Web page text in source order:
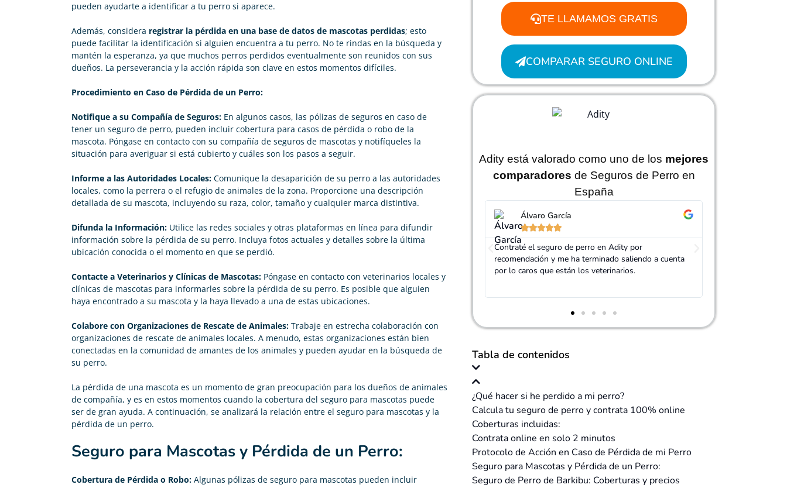
pueden ayudarte a identificar a tu perro si aparece.
Además, considera registrar la pérdida en una base de datos de mascotas perdidas; esto
puede facilitar la identificación si alguien encuentra a tu perro. No te rindas en la búsqueda y
mantén la esperanza, ya que muchos perros perdidos eventualmente son reunidos con sus
dueños. La perseverancia y la acción rápida son clave en estos momentos difíciles.
Procedimiento en Caso de Pérdida de un Perro:
Notifique a su Compañía de Seguros: En algunos casos, las pólizas de seguros en caso de
tener un seguro de perro, pueden incluir cobertura para casos de pérdida o robo de la
mascota. Póngase en contacto con su compañía de seguros de mascotas y notifíqueles la
situación para averiguar si está cubierto y cuáles son los pasos a seguir.
Informe a las Autoridades Locales: Comunique la desaparición de su perro a las autoridades
locales, como la perrera o el refugio de animales de la zona. Proporcione una descripción
detallada de su mascota, incluyendo su raza, color, tamaño y cualquier marca distintiva.
Difunda la Información: Utilice las redes sociales y otras plataformas en línea para difundir
información sobre la pérdida de su perro. Incluya fotos actuales y detalles sobre la última
ubicación conocida o el momento en que se perdió.
Contacte a Veterinarios y Clínicas de Mascotas: Póngase en contacto con veterinarios locales y
clínicas de mascotas para informarles sobre la pérdida de su perro. Es posible que alguien
haya encontrado a su mascota y la haya llevado a una de estas ubicaciones.
Colabore con Organizaciones de Rescate de Animales: Trabaje en estrecha colaboración con
organizaciones de rescate de animales locales. A menudo, estas organizaciones están bien
conectadas en la comunidad de amantes de los animales y pueden ayudar en la búsqueda de
su perro.
La pérdida de una mascota es un momento de gran preocupación para los dueños de animales
de compañía, y es en estos momentos cuando la cobertura del seguro para mascotas puede
ser de gran ayuda. A continuación, se analizará la relación entre el seguro para mascotas y la
pérdida de un perro.
Seguro para Mascotas y Pérdida de un Perro:
Cobertura de Pérdida o Robo: Algunas pólizas de seguro para mascotas pueden incluir
TE LLAMAMOS GRATIS
COMPARAR SEGURO ONLINE
Adity está valorado como uno de los mejores
comparadores de Seguros de Perro en
España
  
Muy buen trato, servicio profesional y agradable. Lo
recomendaría

Contraté el seguro de perro en Adity por
recomendación y me ha terminado saliendo a cuenta
Jorge Pérez

Pedro fué el agente de Adity que me atendió. Me
ofreció varios presupuestos de diferentes
aseguradoras y se dejó la piel para que encontrase lo
Tabla de contenidos
¿Qué hacer si he perdido a mi perro?
Calcula tu seguro de perro y contrata 100% online
Coberturas incluidas:
Contrata online en solo 2 minutos
Protocolo de Acción en Caso de Pérdida de mi Perro
Seguro para Mascotas y Pérdida de un Perro:
Seguro de Perro de Barkibu: Coberturas y precios